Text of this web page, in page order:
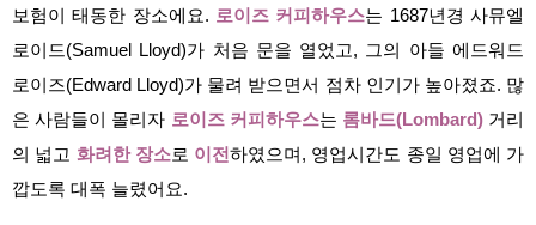
보험이 태동한 장소에요. 로이즈 커피하우스는 1687년경 사뮤엘
로이드(Samuel Lloyd)가 처음 문을 열었고, 그의 아들 에드워드
로이즈(Edward Lloyd)가 물려 받으면서 점차 인기가 높아졌죠. 많
은 사람들이 몰리자 로이즈 커피하우스는 롬바드(Lombard) 거리
의 넓고 화려한 장소로 이전하였으며, 영업시간도 종일 영업에 가
깝도록 대폭 늘렸어요.